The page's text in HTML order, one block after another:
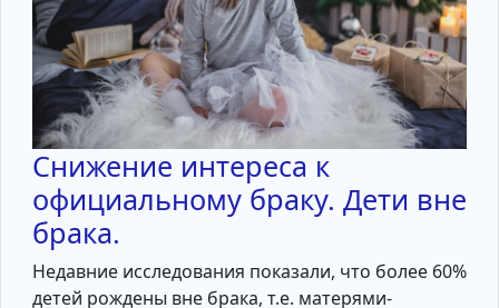
Снижение интереса к
официальному браку. Дети вне
брака.
Недавние исследования показали, что более 60%
детей рождены вне брака, т.е. матерями-